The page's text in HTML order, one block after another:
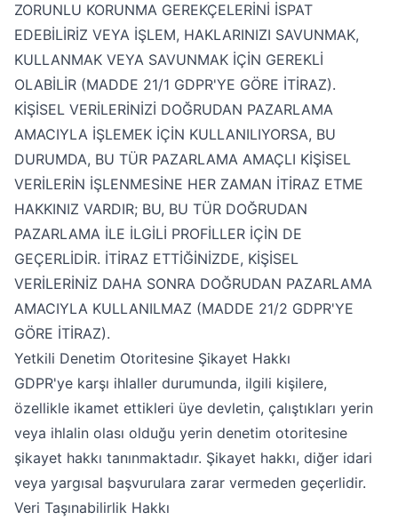
ZORUNLU KORUNMA GEREKÇELERİNİ İSPAT
EDEBİLİRİZ VEYA İŞLEM, HAKLARINIZI SAVUNMAK,
KULLANMAK VEYA SAVUNMAK İÇİN GEREKLİ
OLABİLİR (MADDE 21/1 GDPR'YE GÖRE İTİRAZ).
KİŞİSEL VERİLERİNİZİ DOĞRUDAN PAZARLAMA
AMACIYLA İŞLEMEK İÇİN KULLANILIYORSA, BU
DURUMDA, BU TÜR PAZARLAMA AMAÇLI KİŞİSEL
VERİLERİN İŞLENMESİNE HER ZAMAN İTİRAZ ETME
HAKKINIZ VARDIR; BU, BU TÜR DOĞRUDAN
PAZARLAMA İLE İLGİLİ PROFİLLER İÇİN DE
GEÇERLİDİR. İTİRAZ ETTİĞİNİZDE, KİŞİSEL
VERİLERİNİZ DAHA SONRA DOĞRUDAN PAZARLAMA
AMACIYLA KULLANILMAZ (MADDE 21/2 GDPR'YE
GÖRE İTİRAZ).
Yetkili Denetim Otoritesine Şikayet Hakkı
GDPR'ye karşı ihlaller durumunda, ilgili kişilere,
özellikle ikamet ettikleri üye devletin, çalıştıkları yerin
veya ihlalin olası olduğu yerin denetim otoritesine
şikayet hakkı tanınmaktadır. Şikayet hakkı, diğer idari
veya yargısal başvurulara zarar vermeden geçerlidir.
Veri Taşınabilirlik Hakkı